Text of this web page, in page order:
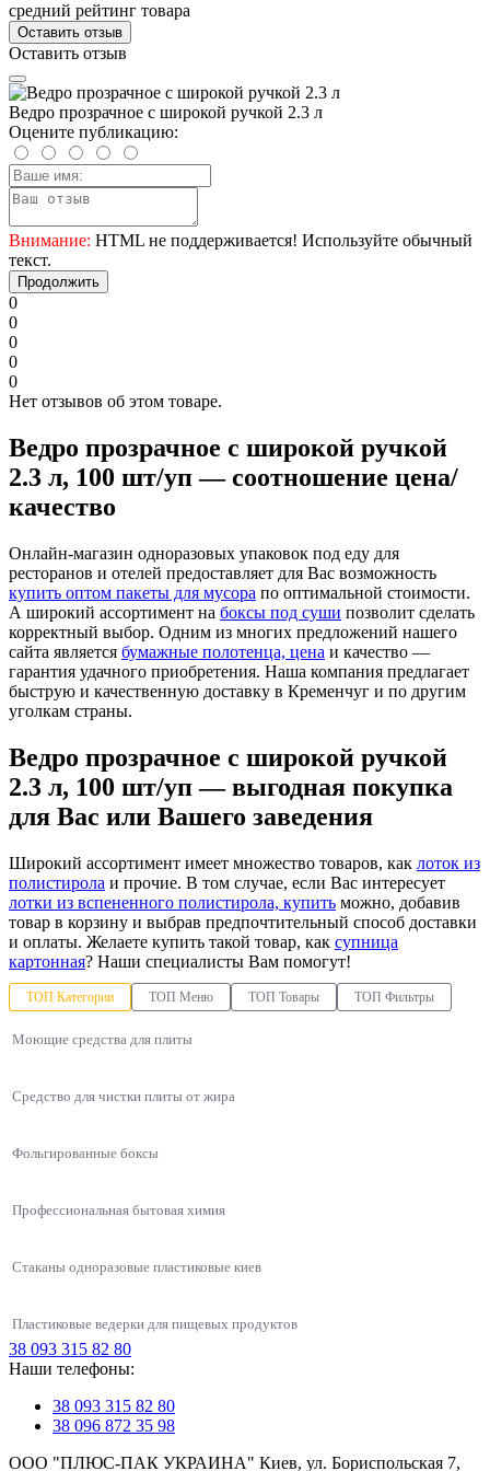
средний рейтинг товара
Оставить отзыв
Оставить отзыв
Ведро прозрачное с широкой ручкой 2.3 л
Оцените публикацию:
Внимание: HTML не поддерживается! Используйте обычный
текст.
Продолжить
0
0
0
0
0
Нет отзывов об этом товаре.
Ведро прозрачное с широкой ручкой
2.3 л, 100 шт/уп — соотношение цена/
качество
Онлайн-магазин одноразовых упаковок под еду для
ресторанов и отелей предоставляет для Вас возможность
купить оптом пакеты для мусора по оптимальной стоимости.
А широкий ассортимент на боксы под суши позволит сделать
корректный выбор. Одним из многих предложений нашего
сайта является бумажные полотенца, цена и качество —
гарантия удачного приобретения. Наша компания предлагает
быструю и качественную доставку в Кременчуг и по другим
уголкам страны.
Ведро прозрачное с широкой ручкой
2.3 л, 100 шт/уп — выгодная покупка
для Вас или Вашего заведения
Широкий ассортимент имеет множество товаров, как лоток из
полистирола и прочие. В том случае, если Вас интересует
лотки из вспененного полистирола, купить можно, добавив
товар в корзину и выбрав предпочтительный способ доставки
и оплаты. Желаете купить такой товар, как супница
картонная? Наши специалисты Вам помогут!
ТОП Категории ТОП Меню ТОП Товары ТОП Фильтры
Моющие средства для плиты
Средство для чистки плиты от жира
Фольгированные боксы
Профессиональная бытовая химия
Стаканы одноразовые пластиковые киев
Пластиковые ведерки для пищевых продуктов
Коробки под китайскую лапшу
Столовые салфетки оптом
Упаковки для азиатской кухни
Одноразовые контейнеры
Упаковки для салата
Контейнеры для ягод и кондитерских изделий
Одноразовые стаканы
Моющее средство Domestos гель для санузла
Универсальный контейнер 2995 на 950 мл, 500 шт/уп
Оранжевые стаканы бумажные 110мл
Профессиональные средства для уборки 750мл для санузла
38 093 315 82 80
Наши телефоны:
38 093 315 82 80
38 096 872 35 98
ООО "ПЛЮС-ПАК УКРАИНА" Киев, ул. Бориспольская 7,